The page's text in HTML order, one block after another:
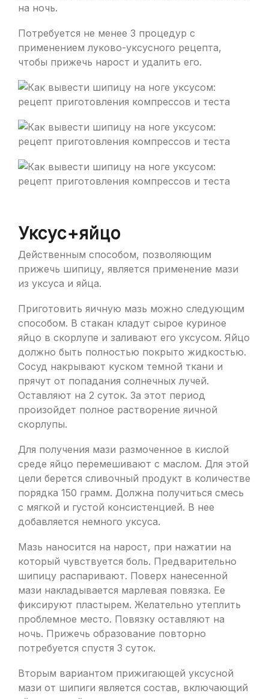
на ночь.
Потребуется не менее 3 процедур с
применением луково-уксусного рецепта,
чтобы прижечь нарост и удалить его.
Уксус+яйцо
Действенным способом, позволяющим
прижечь шипицу, является применение мази
из уксуса и яйца.
Приготовить яичную мазь можно следующим
способом. В стакан кладут сырое куриное
яйцо в скорлупе и заливают его уксусом. Яйцо
должно быть полностью покрыто жидкостью.
Сосуд накрывают куском темной ткани и
прячут от попадания солнечных лучей.
Оставляют на 2 суток. За этот период
произойдет полное растворение яичной
скорлупы.
Для получения мази размоченное в кислой
среде яйцо перемешивают с маслом. Для этой
цели берется сливочный продукт в количестве
порядка 150 грамм. Должна получиться смесь
с мягкой и густой консистенцией. В нее
добавляется немного уксуса.
Мазь наносится на нарост, при нажатии на
который чувствуется боль. Предварительно
шипицу распаривают. Поверх нанесенной
мази накладывается марлевая повязка. Ее
фиксируют пластырем. Желательно утеплить
проблемное место. Повязку оставляют на
ночь. Прижечь образование повторно
потребуется спустя 3 суток.
Вторым вариантом прижигающей уксусной
мази от шипиги является состав, включающий